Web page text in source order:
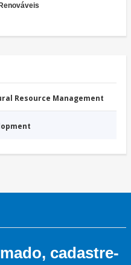
Resource Management
cadastre-